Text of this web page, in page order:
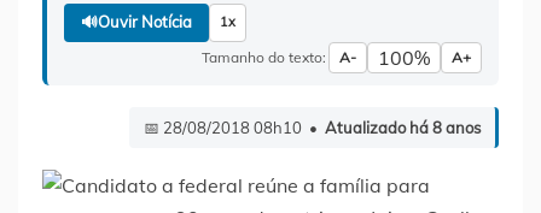
🔊Ouvir Notícia 1x
Tamanho do texto: A- 100% A+
📅 28/08/2018 08h10 • Atualizado há 8 anos